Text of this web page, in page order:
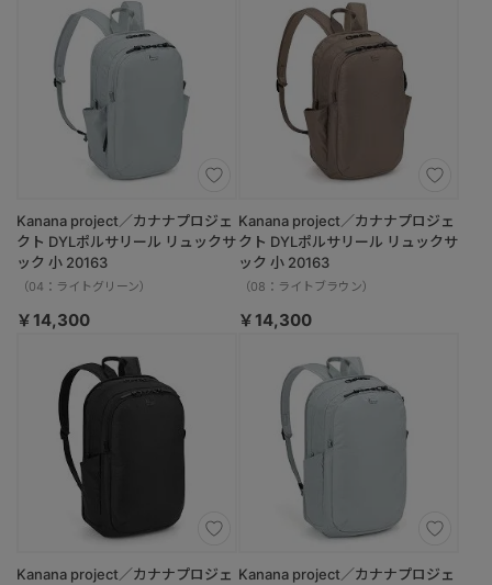
Kanana project／カナナプロジェ
クト DYLポルサリール リュックサ
ック 小 20163
（04：ライトグリーン）
￥14,300
Kanana project／カナナプロジェ
クト DYLポルサリール リュックサ
ック 小 20163
（08：ライトブラウン）
￥14,300
Kanana project／カナナプロジェ Kanana project／カナナプロジェ